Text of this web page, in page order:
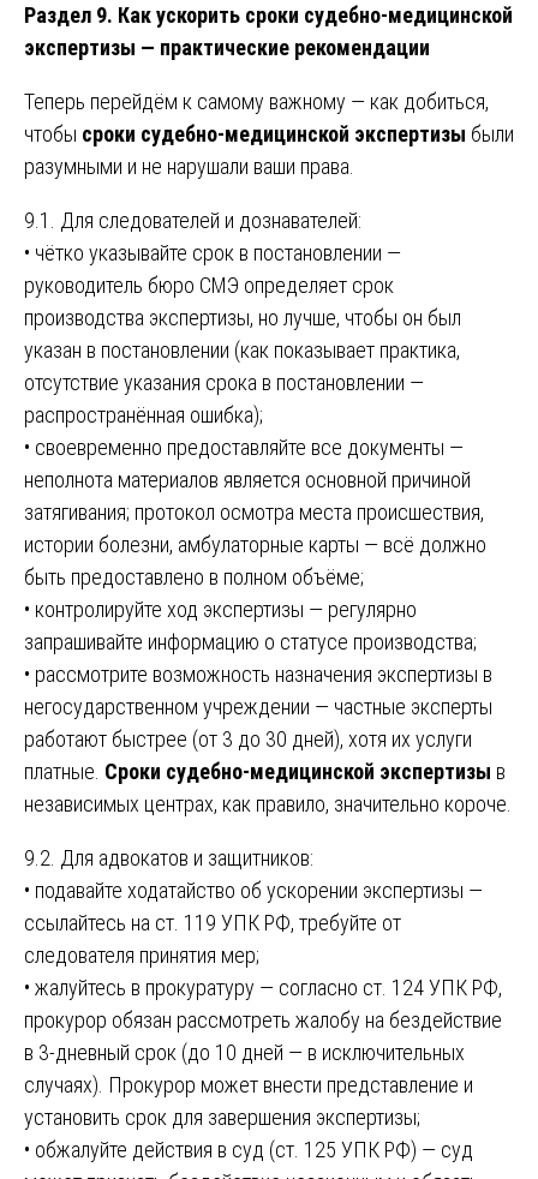
Раздел 9. Как ускорить сроки судебно-медицинской
экспертизы — практические рекомендации
Теперь перейдём к самому важному — как добиться,
чтобы сроки судебно-медицинской экспертизы были
разумными и не нарушали ваши права.
9.1. Для следователей и дознавателей:
• чётко указывайте срок в постановлении —
руководитель бюро СМЭ определяет срок
производства экспертизы, но лучше, чтобы он был
указан в постановлении (как показывает практика,
отсутствие указания срока в постановлении —
распространённая ошибка);
• своевременно предоставляйте все документы —
неполнота материалов является основной причиной
затягивания; протокол осмотра места происшествия,
истории болезни, амбулаторные карты — всё должно
быть предоставлено в полном объёме;
• контролируйте ход экспертизы — регулярно
запрашивайте информацию о статусе производства;
• рассмотрите возможность назначения экспертизы в
негосударственном учреждении — частные эксперты
работают быстрее (от 3 до 30 дней), хотя их услуги
платные. Сроки судебно-медицинской экспертизы в
независимых центрах, как правило, значительно короче.
9.2. Для адвокатов и защитников:
• подавайте ходатайство об ускорении экспертизы —
ссылайтесь на ст. 119 УПК РФ, требуйте от
следователя принятия мер;
• жалуйтесь в прокуратуру — согласно ст. 124 УПК РФ,
прокурор обязан рассмотреть жалобу на бездействие
в 3-дневный срок (до 10 дней — в исключительных
случаях). Прокурор может внести представление и
установить срок для завершения экспертизы;
• обжалуйте действия в суд (ст. 125 УПК РФ) — суд